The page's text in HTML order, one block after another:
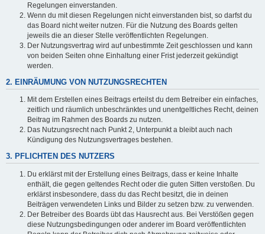
Regelungen einverstanden.
Wenn du mit diesen Regelungen nicht einverstanden bist, so darfst du
das Board nicht weiter nutzen. Für die Nutzung des Boards gelten
jeweils die an dieser Stelle veröffentlichten Regelungen.
Der Nutzungsvertrag wird auf unbestimmte Zeit geschlossen und kann
von beiden Seiten ohne Einhaltung einer Frist jederzeit gekündigt
werden.
2. EINRÄUMUNG VON NUTZUNGSRECHTEN
Mit dem Erstellen eines Beitrags erteilst du dem Betreiber ein einfaches,
zeitlich und räumlich unbeschränktes und unentgeltliches Recht, deinen
Beitrag im Rahmen des Boards zu nutzen.
Das Nutzungsrecht nach Punkt 2, Unterpunkt a bleibt auch nach
Kündigung des Nutzungsvertrages bestehen.
3. PFLICHTEN DES NUTZERS
Du erklärst mit der Erstellung eines Beitrags, dass er keine Inhalte
enthält, die gegen geltendes Recht oder die guten Sitten verstoßen. Du
erklärst insbesondere, dass du das Recht besitzt, die in deinen
Beiträgen verwendeten Links und Bilder zu setzen bzw. zu verwenden.
Der Betreiber des Boards übt das Hausrecht aus. Bei Verstößen gegen
diese Nutzungsbedingungen oder anderer im Board veröffentlichten